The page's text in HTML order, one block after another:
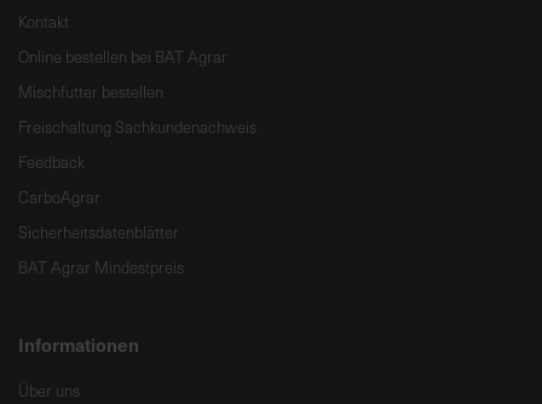
Kontakt
Online bestellen bei BAT Agrar
Mischfutter bestellen
Freischaltung Sachkundenachweis
Feedback
CarboAgrar
Sicherheitsdatenblätter
BAT Agrar Mindestpreis
Informationen
Über uns